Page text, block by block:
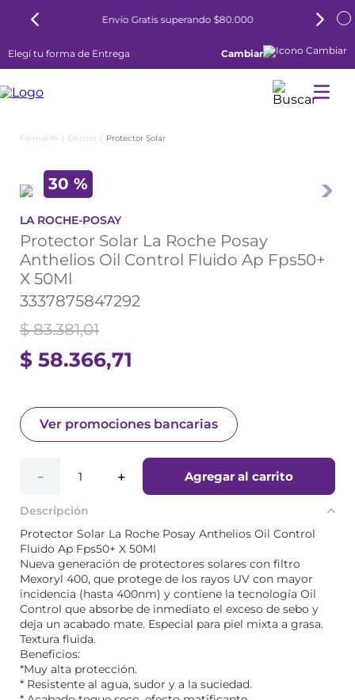
Envío Gratis superando $80.000
Elegí tu forma de Entrega Cambiar
Dermo Protector Solar
30 %
LA ROCHE-POSAY
Protector Solar La Roche Posay
Anthelios Oil Control Fluido Ap Fps50+
X 50Ml
3337875847292
$ 58.366,71
$ 83.381,01
Ver promociones bancarias
＋
－ Agregar al carrito
Descripción
Protector Solar La Roche Posay Anthelios Oil Control
Fluido Ap Fps50+ X 50Ml
Nueva generación de protectores solares con filtro
Mexoryl 400, que protege de los rayos UV con mayor
incidencia (hasta 400nm) y contiene la tecnología Oil
Control que absorbe de inmediato el exceso de sebo y
deja un acabado mate. Especial para piel mixta a grasa.
Textura fluida.
Beneficios:
*Muy alta protección.
* Resistente al agua, sudor y a la suciedad.